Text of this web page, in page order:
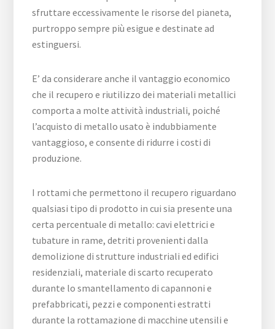
sfruttare eccessivamente le risorse del pianeta,
purtroppo sempre più esigue e destinate ad
estinguersi.
E’ da considerare anche il vantaggio economico
che il recupero e riutilizzo dei materiali metallici
comporta a molte attività industriali, poiché
l’acquisto di metallo usato è indubbiamente
vantaggioso, e consente di ridurre i costi di
produzione.
I rottami che permettono il recupero riguardano
qualsiasi tipo di prodotto in cui sia presente una
certa percentuale di metallo: cavi elettrici e
tubature in rame, detriti provenienti dalla
demolizione di strutture industriali ed edifici
residenziali, materiale di scarto recuperato
durante lo smantellamento di capannoni e
prefabbricati, pezzi e componenti estratti
durante la rottamazione di macchine utensili e